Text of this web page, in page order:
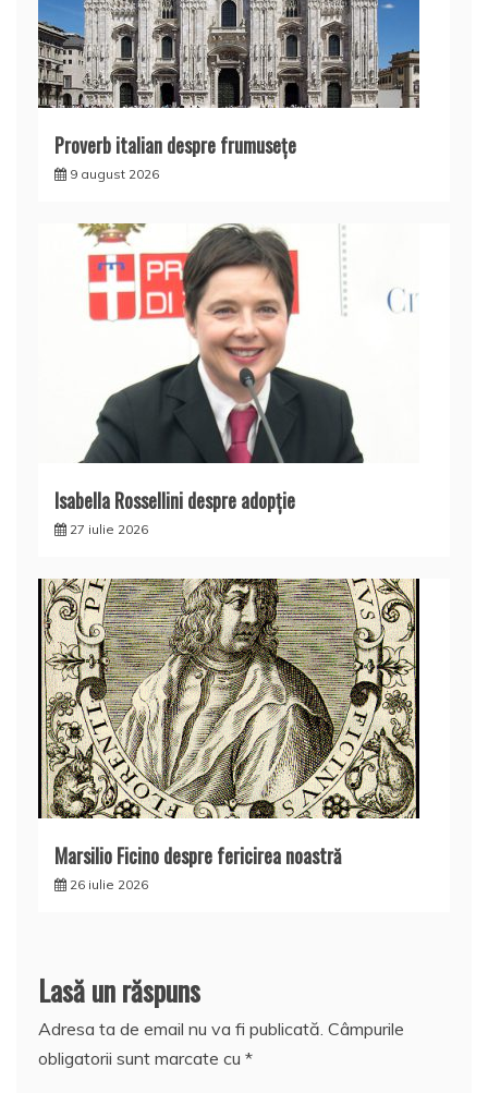
Proverb italian despre frumusețe
9 august 2026
Isabella Rossellini despre adopție
27 iulie 2026
Marsilio Ficino despre fericirea noastră
26 iulie 2026
Lasă un răspuns
Adresa ta de email nu va fi publicată. Câmpurile
obligatorii sunt marcate cu *